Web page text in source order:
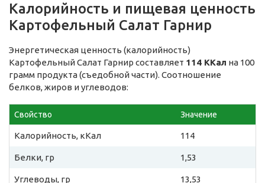
Калорийность и пищевая ценность
Картофельный Салат Гарнир
Энергетическая ценность (калорийность)
Картофельный Салат Гарнир составляет 114 ККал на 100
грамм продукта (съедобной части). Соотношение
белков, жиров и углеводов:
Свойство Значение
Калорийность, кКал 114
Белки, гр 1,53
Углеводы, гр 13,53